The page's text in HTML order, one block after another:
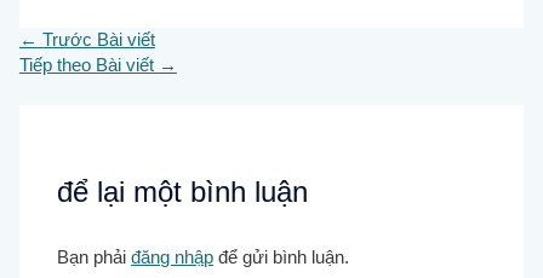
← Trước Bài viết
Tiếp theo Bài viết →
để lại một bình luận
Bạn phảiđăng nhập để gửi bình luận.